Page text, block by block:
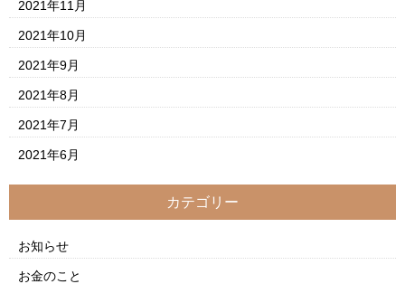
2021年11月
2021年10月
2021年9月
2021年8月
2021年7月
2021年6月
カテゴリー
お知らせ
お金のこと